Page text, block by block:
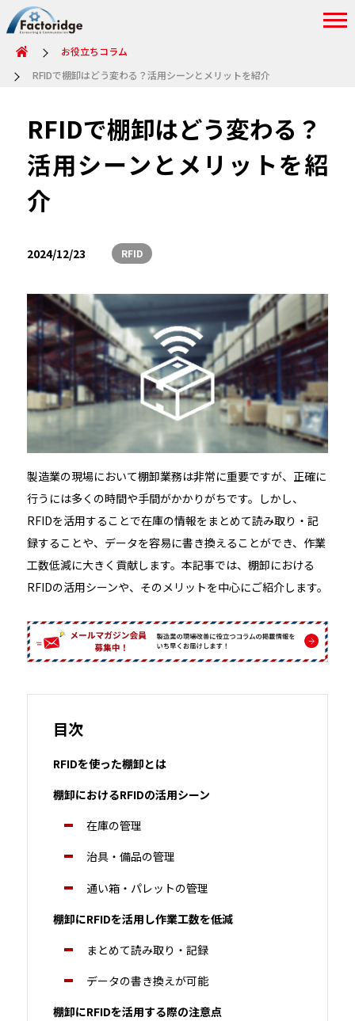
お役立ちコラム
RFIDで棚卸はどう変わる？活用シーンとメリットを紹介
RFIDで棚卸はどう変わる？
活用シーンとメリットを紹
介
2024/12/23 RFID
製造業の現場において棚卸業務は非常に重要ですが、正確に
行うには多くの時間や手間がかかりがちです。しかし、
RFIDを活用することで在庫の情報をまとめて読み取り・記
録することや、データを容易に書き換えることができ、作業
工数低減に大きく貢献します。本記事では、棚卸における
RFIDの活用シーンや、そのメリットを中心にご紹介します。
目次
RFIDを使った棚卸とは
棚卸におけるRFIDの活用シーン
在庫の管理
治具・備品の管理
通い箱・パレットの管理
棚卸にRFIDを活用し作業工数を低減
まとめて読み取り・記録
データの書き換えが可能
棚卸にRFIDを活用する際の注意点